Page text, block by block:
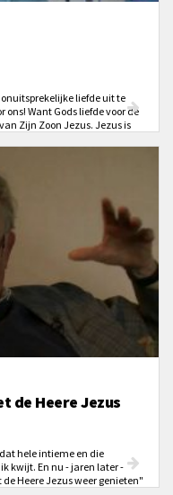
liefde uit te
Want Gods liefde voor de
Zijn Zoon Jezus. Jezus is
de Heere Jezus
hele intieme en die
kwijt. En nu - jaren later -
Heere Jezus weer genieten"